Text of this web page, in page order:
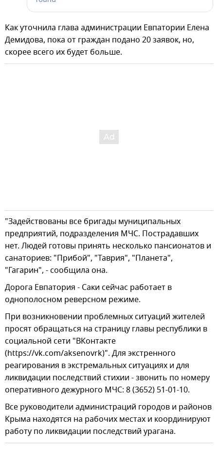
Как уточнила глава администрации Евпатории Елена
Демидова, пока от граждан подано 20 заявок, но,
скорее всего их будет больше.
"Задействованы все бригады муниципальных
предприятий, подразделения МЧС. Пострадавших
нет. Людей готовы принять несколько пансионатов и
санаториев: "Прибой", "Таврия", "Планета",
"Гагарин", - сообщила она.
Дорога Евпатория - Саки сейчас работает в
однополосном реверсном режиме.
При возникновении проблемных ситуаций жителей
просят обращаться на страницу главы республики в
социальной сети "ВКонтакте
(https://vk.com/aksenovrk)". Для экстренного
реагирования в экстремальных ситуациях и для
ликвидации последствий стихии - звонить по номеру
оперативного дежурного МЧС: 8 (3652) 51-01-10.
Все руководители администраций городов и районов
Крыма находятся на рабочих местах и координируют
работу по ликвидации последствий урагана.